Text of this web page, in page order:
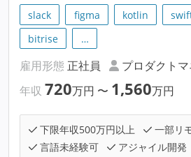
slack figma kotlin
bitrise
…
雇用形態 正社員 プロダクト
年収 720万円 〜 1,560万円
下限年収500万円以上
一部リ
言語未経験可
アジャイル開発